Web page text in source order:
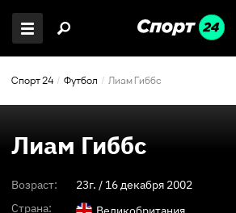
Спорт 24 Футбол Лиам Гиббс
Лиам Гиббс
Возраст: 23г. / 16 декабря 2002
Страна: